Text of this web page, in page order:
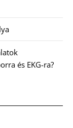
és EKG-ra?